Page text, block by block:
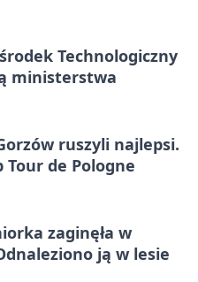
Technologiczny
ministerstwa
ruszyli najlepsi.
de Pologne
zaginęła w
ją w lesie